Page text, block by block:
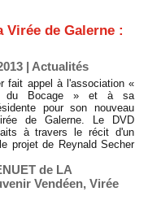
Virée de Galerne :
| Actualités
fait appel à l'association «
du Bocage » et à sa
pour son nouveau
de Galerne. Le DVD
à travers le récit d'un
projet de Reynald Secher
de LA
Vendéen, Virée